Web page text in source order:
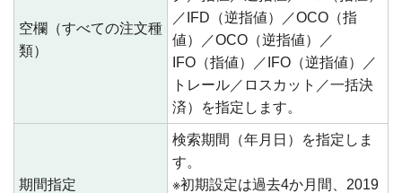
空欄（すべての注文種
類）
／IFD（逆指値）／OCO（指
値）／OCO（逆指値）／
IFO（指値）／IFO（逆指値）／
トレール／ロスカット／一括決
済）を指定します。
期間指定
検索期間（年月日）を指定しま
す。
※初期設定は過去4か月間、2019